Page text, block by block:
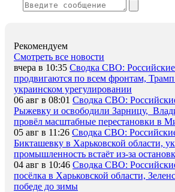
Рекомендуем
Смотреть все новости
вчера в 10:35 Сводка СВО: Российские
продвигаются по всем фронтам,
украинском урегулировании
06 авг в 08:01 Сводка СВО:
Рыжевку и освободили Зарницу,
провёл масштабные перестановки в
05 авг в 11:26 Сводка СВО:
Бикташевку в Харьковской области,
промышленность встаёт из-за
04 авг в 10:46 Сводка СВО:
посёлка в Харьковской области,
победе до зимы